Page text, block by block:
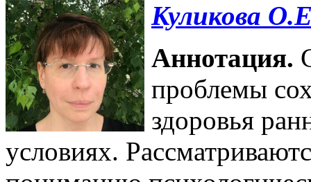
Куликова
Аннотация.
проблемы
здоровья
условиях.